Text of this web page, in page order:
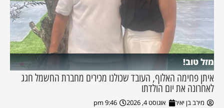
מזל טוב!
איתן פחימה האלוף, העובד שכולנו מכירים מחברת החשמל חגג
לאחרונה את יום הולדתו
מירב בן יאיר אוגוסט 4, 2026 9:46 pm